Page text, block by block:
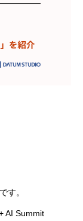
す。
AI Summit